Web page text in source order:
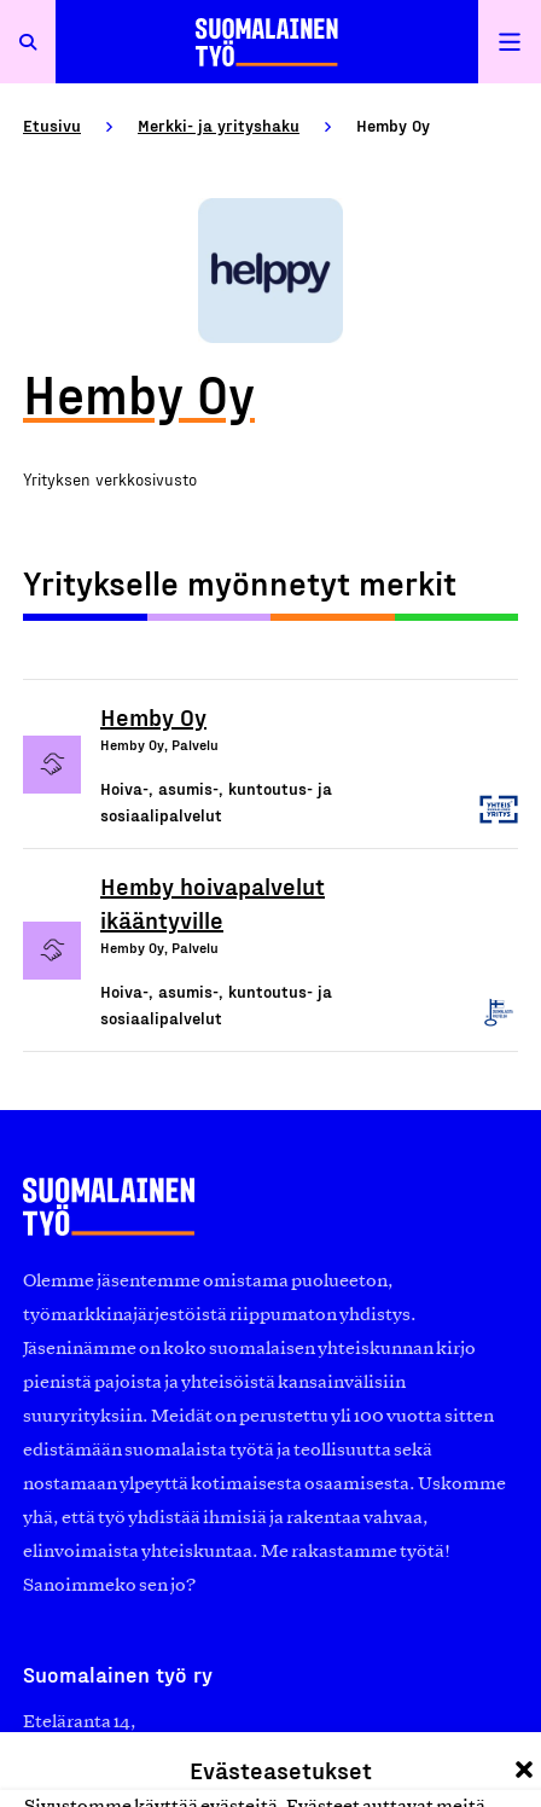
Evästeasetukset
Etusivu Merkki- ja yrityshaku Hemby Oy
Hemby Oy
Yrityksen verkkosivusto
Yritykselle myönnetyt merkit
Hemby Oy
Hemby Oy, Palvelu
Hoiva-, asumis-, kuntoutus- ja
sosiaalipalvelut
Hemby hoivapalvelut
ikääntyville
Hemby Oy, Palvelu
Hoiva-, asumis-, kuntoutus- ja
sosiaalipalvelut
Olemme jäsentemme omistama puolueeton,
työmarkkinajärjestöistä riippumaton yhdistys.
Jäseninämme on koko suomalaisen yhteiskunnan kirjo
pienistä pajoista ja yhteisöistä kansainvälisiin
suuryrityksiin. Meidät on perustettu yli 100 vuotta sitten
edistämään suomalaista työtä ja teollisuutta sekä
nostamaan ylpeyttä kotimaisesta osaamisesta. Uskomme
yhä, että työ yhdistää ihmisiä ja rakentaa vahvaa,
elinvoimaista yhteiskuntaa. Me rakastamme työtä!
Sanoimmeko sen jo?
Suomalainen työ ry
Eteläranta 14,